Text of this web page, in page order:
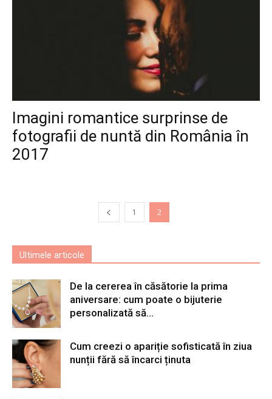
Imagini romantice surprinse de
fotografii de nuntă din România în
2017
1 2
Ultimele articole
De la cererea în căsătorie la prima
aniversare: cum poate o bijuterie
personalizată să...
Cum creezi o apariție sofisticată în ziua
nunții fără să încarci ținuta